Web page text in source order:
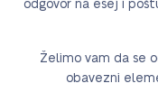
odgovor na esej i
Želimo vam da se
obavezni